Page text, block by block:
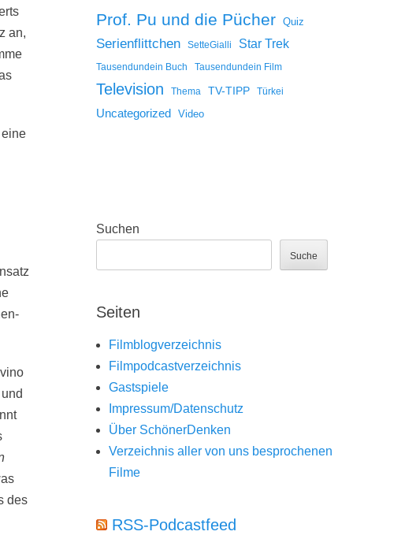
an,
des
Prof. Pu und die Pücher Quiz
Serienflittchen SetteGialli Star Trek
Tausendundein Buch Tausendundein Film
Television Thema TV-TIPP Türkei
Uncategorized Video
Suchen
Suche
Seiten
Filmblogverzeichnis
Filmpodcastverzeichnis
Gastspiele
Impressum/Datenschutz
Über SchönerDenken
Verzeichnis aller von uns besprochenen
Filme
RSS-Podcastfeed